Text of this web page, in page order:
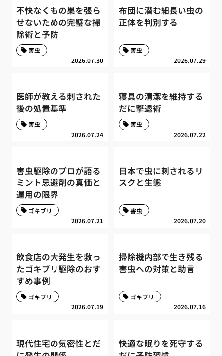
不快なくもの巣を張ら
せないための完璧な掃
除術と予防
2026.07.30
害虫
布団に潜む細長い虫の
正体を判別する
2026.07.29
害虫
医師が教える刺された
後の処置基準
2026.07.24
害虫
寝具の清潔を維持する
だに撃退術
2026.07.22
害虫
害虫駆除のプロが語る
ミント忌避剤の真価と
運用の限界
2026.07.21
ゴキブリ
日本で虫に刺されるリ
スクと生態
2026.07.20
害虫
飲食店の大発生を救っ
たゴキブリ駆除のおす
すめ事例
2026.07.19
ゴキブリ
掃除機内部で生き残る
害虫への対策と助言
2026.07.16
ゴキブリ
現代住宅の気密性とだ
快適な眠りを死守する